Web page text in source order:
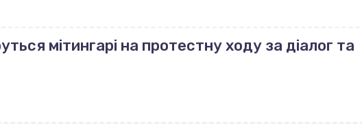
мітингарі на протестну ходу за діалог та